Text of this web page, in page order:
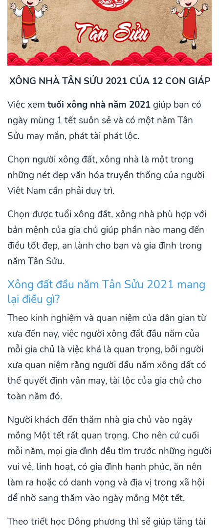
XÔNG NHÀ TÂN SỬU 2021 CỦA 12 CON GIÁP
Việc xem tuổi xông nhà năm 2021 giúp bạn có
ngày mùng 1 tết suôn sẻ và có một năm Tân
Sửu may mắn, phát tài phát lộc.
Chọn người xông đất, xông nhà là một trong
những nét đẹp văn hóa truyền thống của người
Việt Nam cần phải duy trì.
Chọn được tuổi xông đất, xông nhà phù hợp với
bản mệnh của gia chủ giúp phần nào mang đến
điều tốt đẹp, an lành cho bạn và gia đình trong
năm Tân Sửu.
Xông đất đầu năm Tân Sửu 2021 mang
lại điều gì?
Theo kinh nghiệm và quan niệm của dân gian từ
xưa đến nay, việc người xông đất đầu năm của
mỗi gia chủ là việc khá là quan trọng, bởi người
xưa quan niệm rằng người đầu năm xông đất có
thể quyết định vận may, tài lộc của gia chủ cho
toàn năm đó.
Người khách đến thăm nhà gia chủ vào ngày
mồng Một tết rất quan trọng. Cho nên cứ cuối
mỗi năm, mọi gia đình đều tìm trước những người
vui vẻ, linh hoạt, có gia đình hạnh phúc, ăn nên
làm ra hoặc có danh vọng và địa vị trong xã hội
để nhờ sang thăm vào ngày mồng Một tết.
Theo triết học Đông phương thì sẽ giúp tăng tài